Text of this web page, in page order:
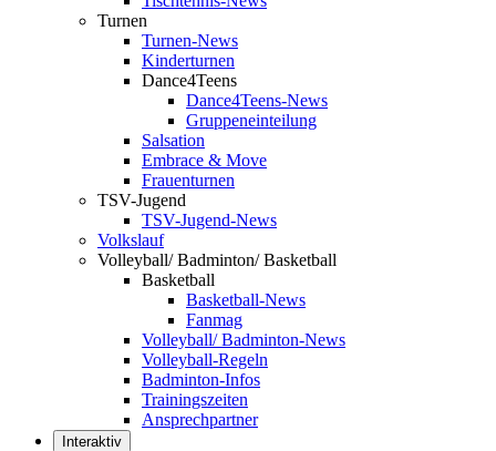
Turnen
Turnen-News
Kinderturnen
Dance4Teens
Dance4Teens-News
Gruppeneinteilung
Salsation
Embrace & Move
Frauenturnen
TSV-Jugend
TSV-Jugend-News
Volkslauf
Volleyball/ Badminton/ Basketball
Basketball
Basketball-News
Fanmag
Volleyball/ Badminton-News
Volleyball-Regeln
Badminton-Infos
Trainingszeiten
Ansprechpartner
Interaktiv